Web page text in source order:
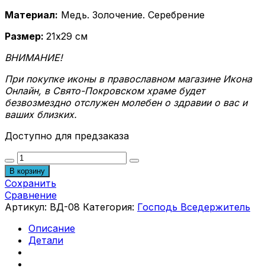
Материал: Медь. Золочение. Серебрение
Размер: 21х29 см
ВНИМАНИЕ!
При покупке иконы в православном магазине Икона
Онлайн, в Свято-Покровском храме будет
безвозмездно отслужен молебен о здравии о вас и
ваших близких.
Доступно для предзаказа
Количество
товара
Икона
Господь
Вседержитель
ВД-08
В корзину
Сохранить
Сравнение
Артикул: ВД-08 Категория: Господь Вседержитель
Описание
Детали